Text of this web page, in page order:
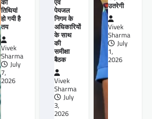
तिथियां
हो गयी है
तय
Vivek
Sharma
July
7,
2026
पेयजल
निगम के
अधिकारियों
के साथ
की
समीक्षा
बैठक
Vivek
Sharma
July
3,
2026
उतरेगी
Vivek
Sharma
July
1,
2026